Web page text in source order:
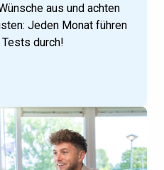
aus und achten
Jeden Monat führen
durch!